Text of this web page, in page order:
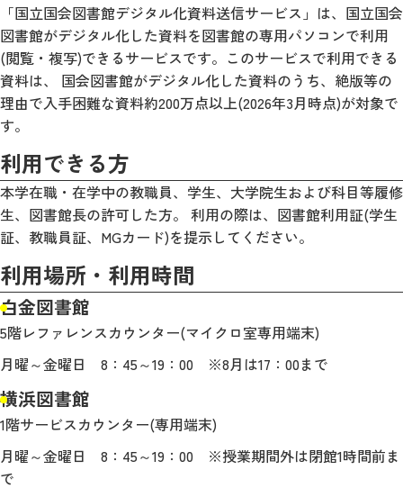
「国立国会図書館デジタル化資料送信サービス」は、国立国会
図書館がデジタル化した資料を図書館の専用パソコンで利用
(閲覧・複写)できるサービスです。このサービスで利用できる
資料は、 国会図書館がデジタル化した資料のうち、絶版等の
理由で入手困難な資料約200万点以上(2026年3月時点)が対象で
す。
利用できる方
本学在職・在学中の教職員、学生、大学院生および科目等履修
生、図書館長の許可した方。 利用の際は、図書館利用証(学生
証、教職員証、MGカード)を提示してください。
利用場所・利用時間
白金図書館
5階レファレンスカウンター(マイクロ室専用端末)
月曜～金曜日 8：45～19：00 ※8月は17：00まで
横浜図書館
1階サービスカウンター(専用端末)
月曜～金曜日 8：45～19：00 ※授業期間外は閉館1時間前ま
で